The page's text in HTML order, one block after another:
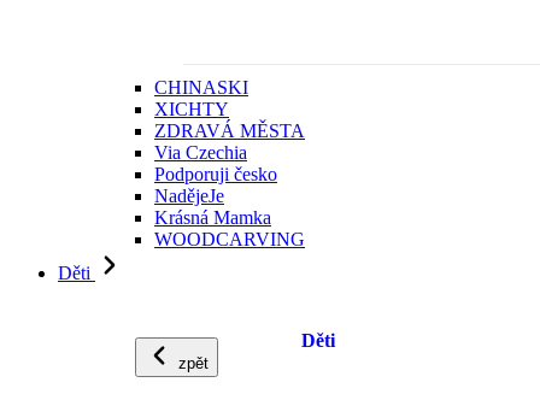
CHINASKI
XICHTY
ZDRAVÁ MĚSTA
Via Czechia
Podporuji česko
NadějeJe
Krásná Mamka
WOODCARVING
Děti
zpět
Děti